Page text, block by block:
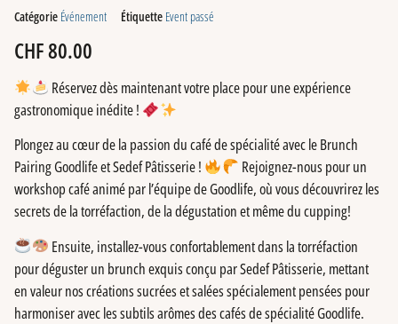
Catégorie Événement Étiquette Event passé
CHF80.00
Réservez dès maintenant votre place pour une expérience
gastronomique inédite !
Plongez au cœur de la passion du café de spécialité avec le Brunch
Pairing Goodlife et Sedef Pâtisserie !
Rejoignez-nous pour un
workshop café animé par l’équipe de Goodlife, où vous découvrirez les
secrets de la torréfaction, de la dégustation et même du cupping!
Ensuite, installez-vous confortablement dans la torréfaction
pour déguster un brunch exquis conçu par Sedef Pâtisserie, mettant
en valeur nos créations sucrées et salées spécialement pensées pour
harmoniser avec les subtils arômes des cafés de spécialité Goodlife.